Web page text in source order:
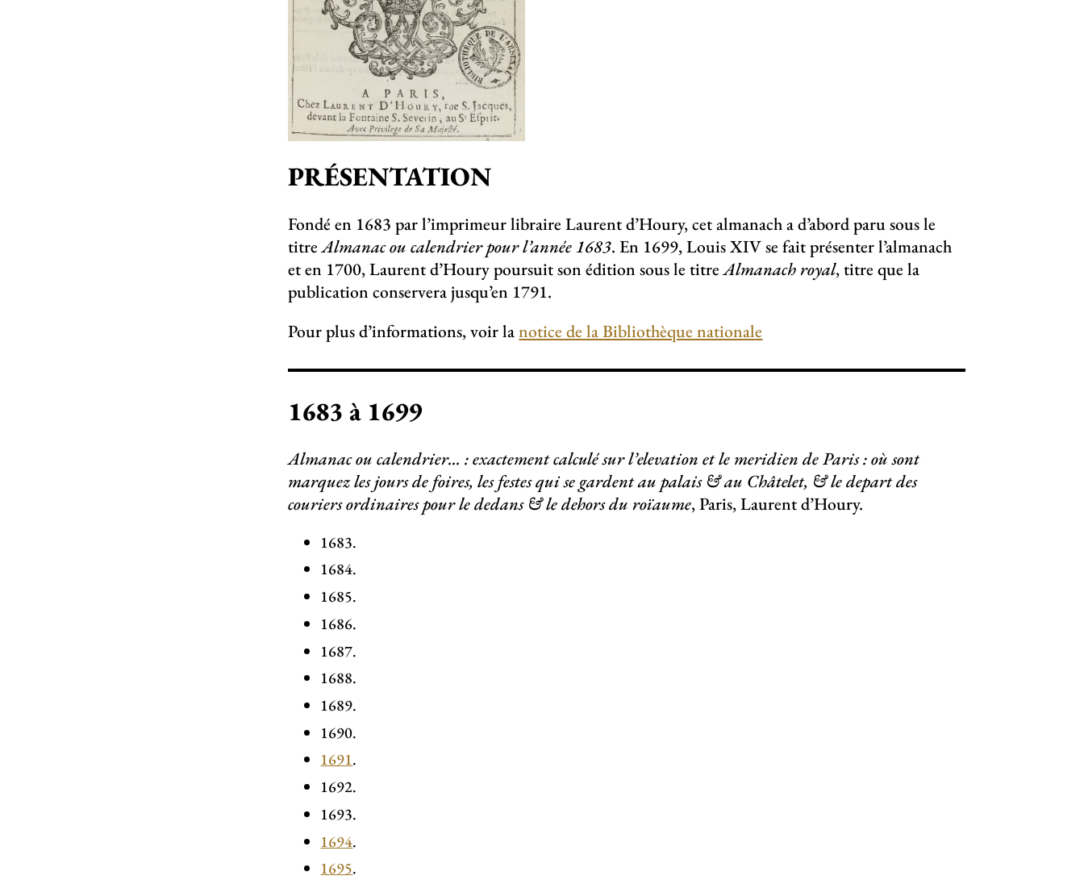
PRÉSENTATION
Fondé en 1683 par l’imprimeur libraire Laurent d’Houry, cet almanach a d’abord paru sous le
titreAlmanac ou calendrier pour l’année 1683. En 1699, Louis XIV se fait présenter l’almanach
et en 1700, Laurent d’Houry poursuit son édition sous le titreAlmanach royal, titre que la
publication conservera jusqu’en 1791.
Pour plus d’informations, voir lanotice de la Bibliothèque nationale
1683 à 1699
Almanac ou calendrier... : exactement calculé sur l’elevation et le meridien de Paris : où sont
marquez les jours de foires, les festes qui se gardent au palais & au Châtelet, & le depart des
couriers ordinaires pour le dedans & le dehors du roïaume, Paris, Laurent d’Houry.
1683.
1684.
1685.
1686.
1687.
1688.
1689.
1690.
1691.
1692.
1693.
1694.
1695.